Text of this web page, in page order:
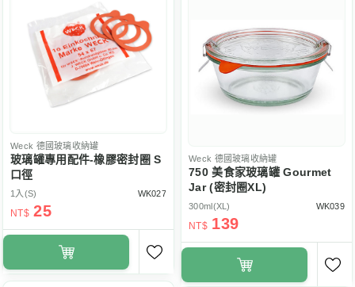
Weck 德國玻璃收納罐
玻璃罐專用配件-橡膠密封圈 S
口徑
1入(S) WK027
NT$ 25
Weck 德國玻璃收納罐
750 美食家玻璃罐 Gourmet
Jar (密封圈XL)
300ml(XL) WK039
NT$ 139